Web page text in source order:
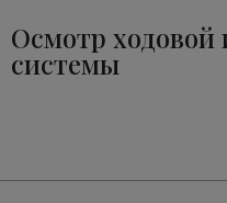
Осмотр ходовой
системы